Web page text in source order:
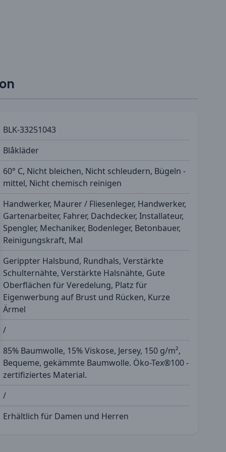
BLK-33251043
Blåkläder
60° C, Nicht bleichen, Nicht schleudern, Bügeln -
mittel, Nicht chemisch reinigen
Handwerker, Maurer / Fliesenleger, Handwerker,
Gartenarbeiter, Fahrer, Dachdecker, Installateur,
Spengler, Mechaniker, Bodenleger, Betonbauer,
Reinigungskraft, Mal
Gerippter Halsbund, Rundhals, Verstärkte
Schulternähte, Verstärkte Halsnähte, Gute
Oberflächen für Veredelung, Platz für
Eigenwerbung auf Brust und Rücken, Kurze
Ärmel
/
85% Baumwolle, 15% Viskose, Jersey, 150 g/m²,
Bequeme, gekämmte Baumwolle. Öko-Tex®100 -
zertifiziertes Material.
/
Erhältlich für Damen und Herren